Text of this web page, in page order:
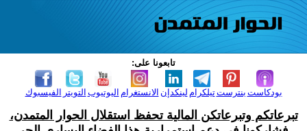
تابعونا على:
الفيسبوك التويتر اليوتيوب الانستغرام لينكدإن تيلكرامبنترست بودكاست
تبرعاتكم وتبرعاتكن المالية تحفظ استقلال الحوار المتمدن،